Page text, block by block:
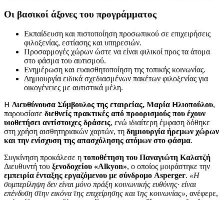
Οι βασικοί άξονες του προγράμματος
Εκπαίδευση και πιστοποίηση προσωπικού σε επιχειρήσεις
φιλοξενίας, εστίασης και υπηρεσιών.
Προσαρμογές χώρων ώστε να είναι φιλικοί προς τα άτομα
στο φάσμα του αυτισμού.
Ενημέρωση και ευαισθητοποίηση της τοπικής κοινωνίας.
Δημιουργία ειδικά σχεδιασμένων πακέτων φιλοξενίας για
οικογένειες με αυτιστικά μέλη.
Η Διευθύνουσα Σύμβουλος της εταιρείας, Μαρία Ηλιοπούλου,
παρουσίασε διεθνείς πρακτικές από προορισμούς που έχουν
υιοθετήσει αντίστοιχες δράσεις, ενώ ιδιαίτερη έμφαση δόθηκε
στη χρήση αισθητηριακών χαρτών, τη δημιουργία ήρεμων χώρων
και την ενίσχυση της απασχόλησης ατόμων στο φάσμα.
Συγκίνηση προκάλεσε η τοποθέτηση του Παναγιώτη Καλατζή
Διευθυντή του ξενοδοχείου «Alkyon», ο οποίος μοιράστηκε την
εμπειρία ένταξης εργαζόμενου με σύνδρομο Asperger. «Η
συμπερίληψη δεν είναι μόνο πράξη κοινωνικής ευθύνης· είναι
επένδυση στην εικόνα της επιχείρησης και της κοινωνίας», ανέφερε,